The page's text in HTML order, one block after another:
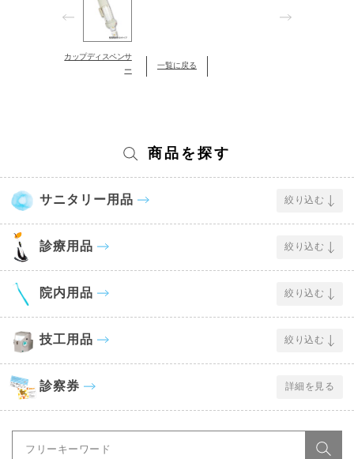
カップディスペンサ
ー
一覧に戻る
商品を探す
サニタリー用品 絞り込む
診療用品 絞り込む
院内用品 絞り込む
技工用品 絞り込む
診察券 詳細を見る